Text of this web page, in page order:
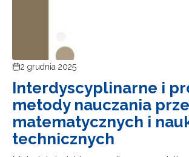
2 grudnia 2025
Interdyscyplinarne i
metody nauczania
matematycznych i
technicznych